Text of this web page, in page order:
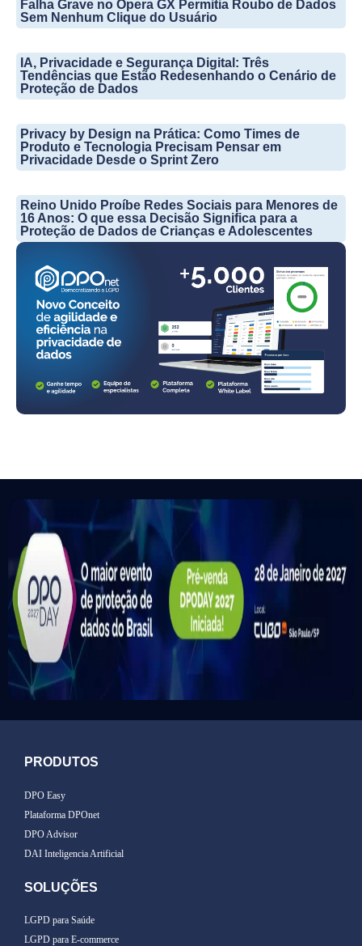
Falha Grave no Opera GX Permitia Roubo de Dados
Sem Nenhum Clique do Usuário
IA, Privacidade e Segurança Digital: Três
Tendências que Estão Redesenhando o Cenário de
Proteção de Dados
Privacy by Design na Prática: Como Times de
Produto e Tecnologia Precisam Pensar em
Privacidade Desde o Sprint Zero
Reino Unido Proíbe Redes Sociais para Menores de
16 Anos: O que essa Decisão Significa para a
Proteção de Dados de Crianças e Adolescentes
PRODUTOS
DPO Easy
Plataforma DPOnet
DPO Advisor
DAI Inteligencia Artificial
SOLUÇÕES
LGPD para Saúde
LGPD para E-commerce